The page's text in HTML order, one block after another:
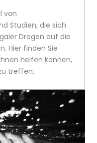
von
Studien, die sich
Drogen auf die
Hier finden Sie
helfen können,
treffen.